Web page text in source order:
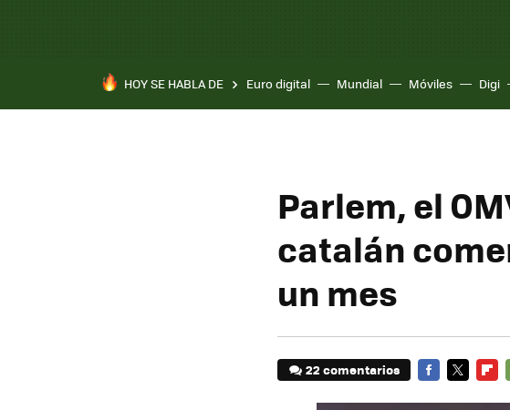
HOY SE HABLA DE Euro digital Mundial Móviles Digi
Parlem, el
catalán
un mes
22 comentarios